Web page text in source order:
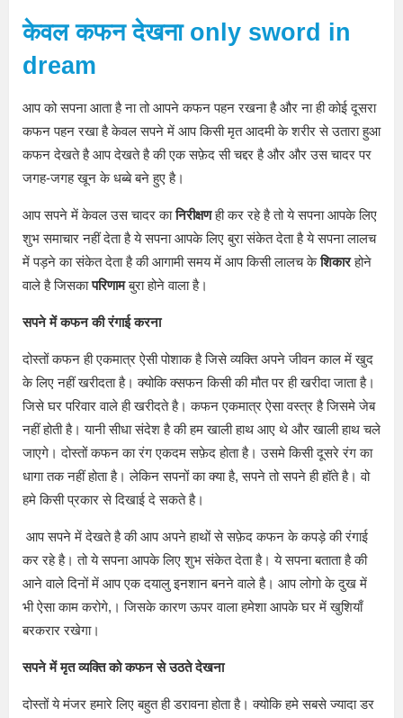
केवल कफन देखना only sword in
dream
आप को सपना आता है ना तो आपने कफन पहन रखना है और ना ही कोई दूसरा
कफन पहन रखा है केवल सपने में आप किसी मृत आदमी के शरीर से उतारा हुआ
कफन देखते है आप देखते है की एक सफ़ेद सी चद्दर है और और उस चादर पर
जगह-जगह खून के धब्बे बने हुए है।
आप सपने में केवल उस चादर कानिरीक्षणही कर रहे है तो ये सपना आपके लिए
शुभ समाचार नहीं देता है ये सपना आपके लिए बुरा संकेत देता है ये सपना लालच
में पड़ने का संकेत देता है की आगामी समय में आप किसी लालच केशिकारहोने
वाले है जिसकापरिणामबुरा होने वाला है।
सपने में कफन की रंगाई करना
दोस्तों कफन ही एकमात्र ऐसी पोशाक है जिसे व्यक्ति अपने जीवन काल में खुद
के लिए नहीं खरीदता है। क्योकि क्सफन किसी की मौत पर ही खरीदा जाता है।
जिसे घर परिवार वाले ही खरीदते है। कफन एकमात्र ऐसा वस्त्र है जिसमे जेब
नहीं होती है। यानी सीधा संदेश है की हम खाली हाथ आए थे और खाली हाथ चले
जाएगे। दोस्तों कफन का रंग एकदम सफ़ेद होता है। उसमे किसी दूसरे रंग का
धागा तक नहीं होता है। लेकिन सपनों का क्या है, सपने तो सपने ही हॉते है। वो
हमे किसी प्रकार से दिखाई दे सकते है।
आप सपने में देखते है की आप अपने हाथों से सफ़ेद कफन के कपड़े की रंगाई
कर रहे है। तो ये सपना आपके लिए शुभ संकेत देता है। ये सपना बताता है की
आने वाले दिनों में आप एक दयालु इनशान बनने वाले है। आप लोगो के दुख में
भी ऐसा काम करोगे,। जिसके कारण ऊपर वाला हमेशा आपके घर में खुशियाँ
बरकरार रखेगा।
सपने में मृत व्यक्ति को कफन से उठते देखना
दोस्तों ये मंजर हमारे लिए बहुत ही डरावना होता है। क्योकि हमे सबसे ज्यादा डर